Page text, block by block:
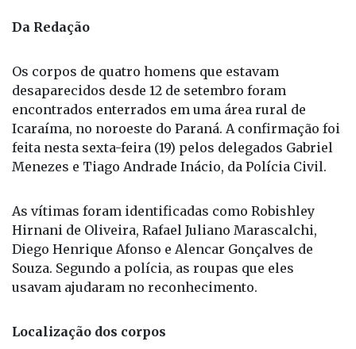
Da Redação
Os corpos de quatro homens que estavam
desaparecidos desde 12 de setembro foram
encontrados enterrados em uma área rural de
Icaraíma, no noroeste do Paraná. A confirmação foi
feita nesta sexta-feira (19) pelos delegados Gabriel
Menezes e Tiago Andrade Inácio, da Polícia Civil.
As vítimas foram identificadas como Robishley
Hirnani de Oliveira, Rafael Juliano Marascalchi,
Diego Henrique Afonso e Alencar Gonçalves de
Souza. Segundo a polícia, as roupas que eles
usavam ajudaram no reconhecimento.
Localização dos corpos